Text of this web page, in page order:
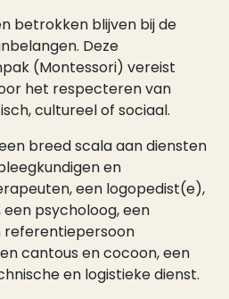
betrokken blijven bij de
Deze
(Montessori) vereist
het respecteren van
cultureel of sociaal.
breed scala aan diensten
en
een logopedist(e),
psycholoog, een
referentiepersoon
cantous en cocoon, een
en logistieke dienst.